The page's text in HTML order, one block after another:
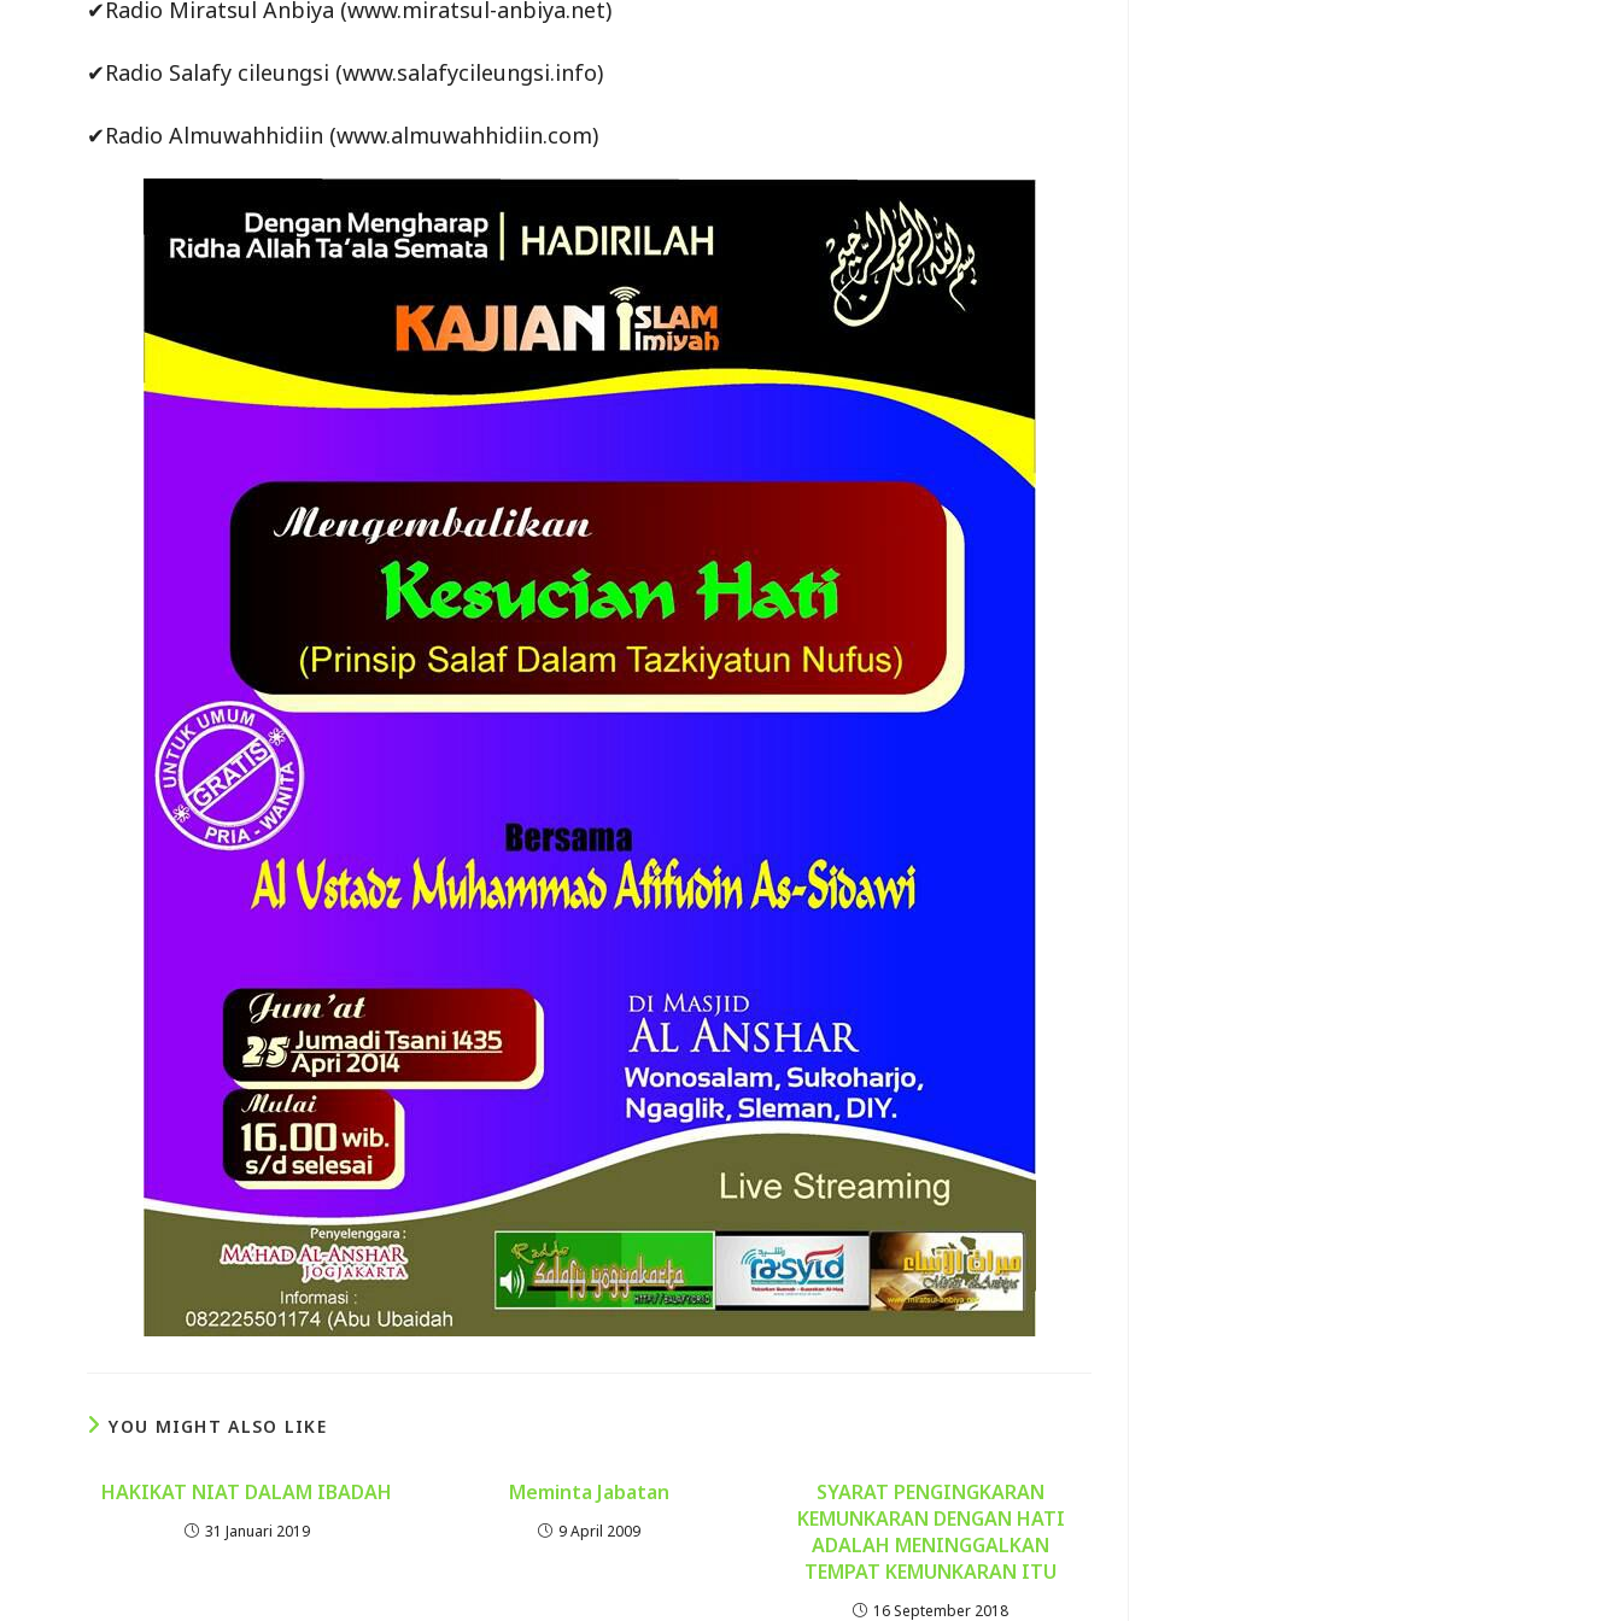
✔Radio Miratsul Anbiya (www.miratsul-anbiya.net)
✔Radio Salafy cileungsi (www.salafycileungsi.info)
✔Radio Almuwahhidiin (www.almuwahhidiin.com)
YOU MIGHT ALSO LIKE
HAKIKAT NIAT DALAM IBADAH
31 Januari 2019
Meminta Jabatan
9 April 2009
SYARAT PENGINGKARAN
KEMUNKARAN DENGAN HATI
ADALAH MENINGGALKAN
TEMPAT KEMUNKARAN ITU
16 September 2018